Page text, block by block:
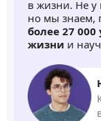
в жизни. Не у
но мы знаем,
более 27
жизни и